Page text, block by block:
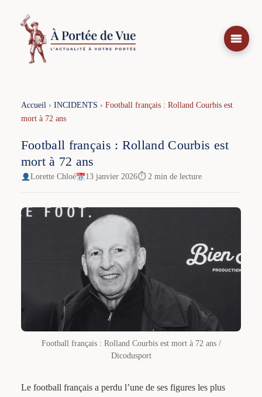
contenu
Accueil› INCIDENTS › Football français : Rolland Courbis est
mort à 72 ans
Football français : Rolland Courbis est
mort à 72 ans
Lorette Chloé 13 janvier 2026⏱ 2 min de lecture
Football français : Rolland Courbis est mort à 72 ans /
Dicodusport
Le football français a perdu l’une de ses figures les plus